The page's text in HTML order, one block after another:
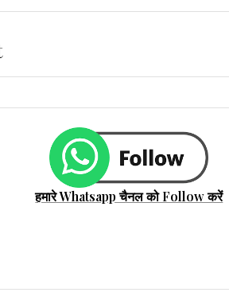
हमारे Whatsapp चैनल को Follow करें